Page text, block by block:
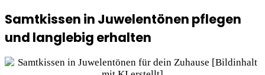
Samtkissen in Juwelentönen pflegen
und langlebig erhalten